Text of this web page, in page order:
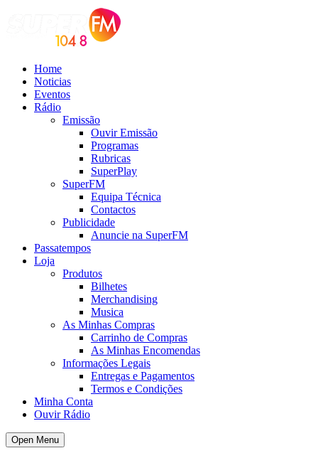
Home
Noticias
Eventos
Rádio
Emissão
Ouvir Emissão
Programas
Rubricas
SuperPlay
SuperFM
Equipa Técnica
Contactos
Publicidade
Anuncie na SuperFM
Passatempos
Loja
Produtos
Bilhetes
Merchandising
Musica
As Minhas Compras
Carrinho de Compras
As Minhas Encomendas
Informações Legais
Entregas e Pagamentos
Termos e Condições
Minha Conta
Ouvir Rádio
Open Menu